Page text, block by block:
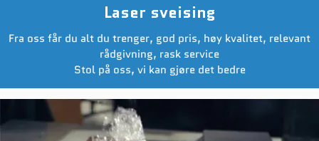
Laser sveising
Fra oss får du alt du trenger, god pris, høy kvalitet, relevant
rådgivning, rask service
Stol på oss, vi kan gjøre det bedre